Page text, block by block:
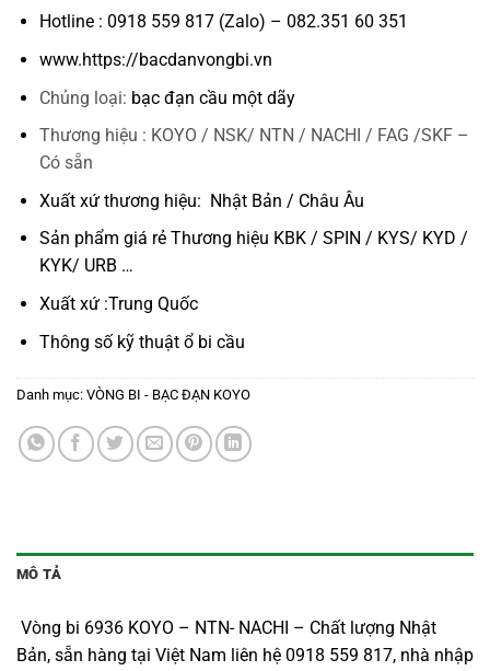
Hotline : 0918 559 817 (Zalo) – 082.351 60 351
www.https://bacdanvongbi.vn
Chủng loại: bạc đạn cầu một dãy
Thương hiệu : KOYO / NSK/ NTN / NACHI / FAG /SKF –
Có sẵn
Xuất xứ thương hiệu: Nhật Bản / Châu Âu
Sản phẩm giá rẻ Thương hiệu KBK / SPIN / KYS/ KYD /
KYK/ URB …
Xuất xứ :Trung Quốc
Thông số kỹ thuậtổ bi cầu
Danh mục: VÒNG BI - BẠC ĐẠN KOYO
MÔ TẢ
Vòng bi 6936 KOYO – NTN- NACHI – Chất lượng Nhật
Bản, sẵn hàng tại Việt Nam liên hệ 0918 559 817, nhà nhập